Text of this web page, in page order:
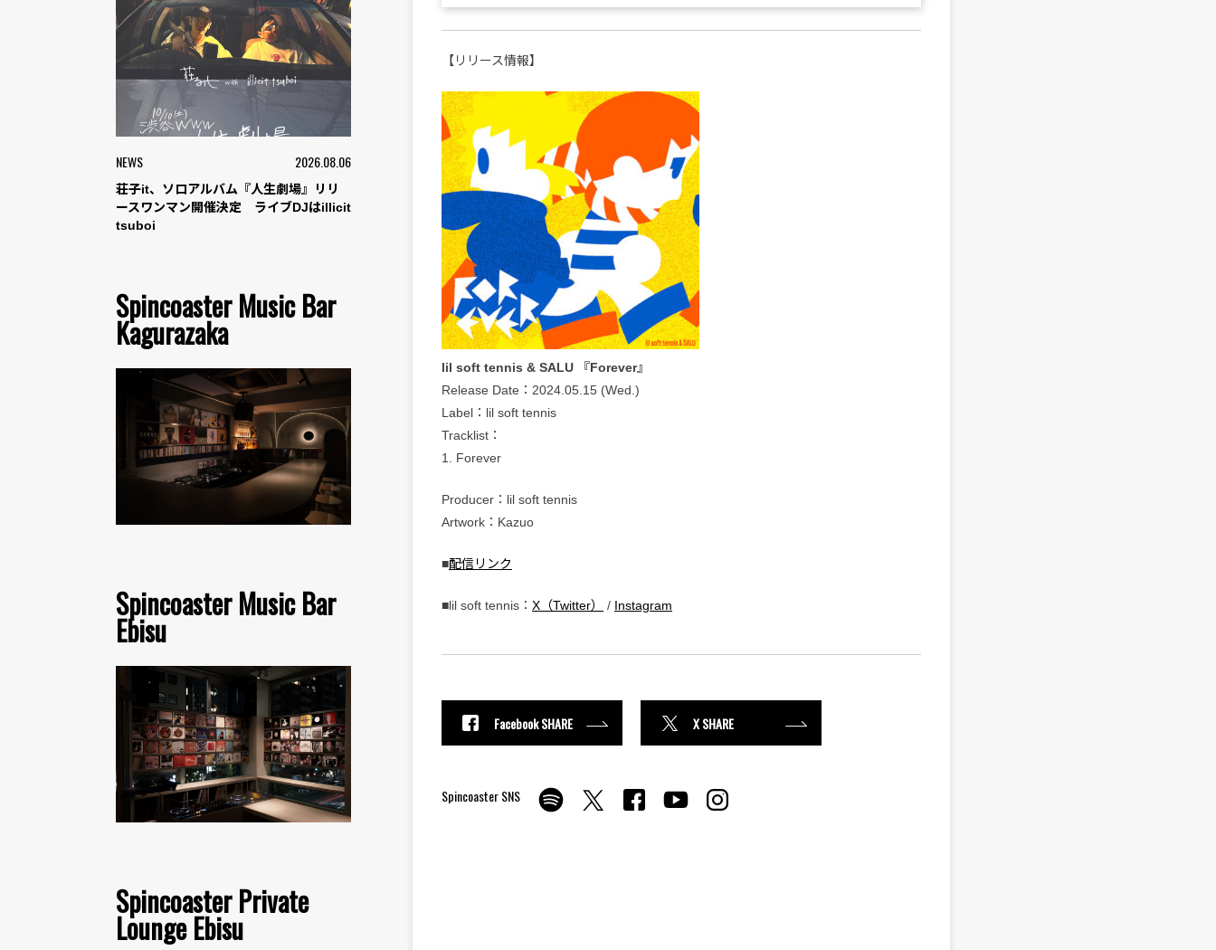
NEWS 2026.08.06
荘子it、ソロアルバム『人生劇場』リリ
ースワンマン開催決定 ライブDJはillicit
tsuboi
Spincoaster Music Bar
Kagurazaka
Spincoaster Music Bar
Ebisu
Spincoaster Private
Lounge Ebisu
【リリース情報】
lil soft tennis & SALU 『Forever』
Release Date：2024.05.15 (Wed.)
Label：lil soft tennis
Tracklist：
1. Forever
Producer：lil soft tennis
Artwork：Kazuo
■配信リンク
■lil soft tennis： X（Twitter） / Instagram
Facebook SHARE X SHARE
Spincoaster SNS